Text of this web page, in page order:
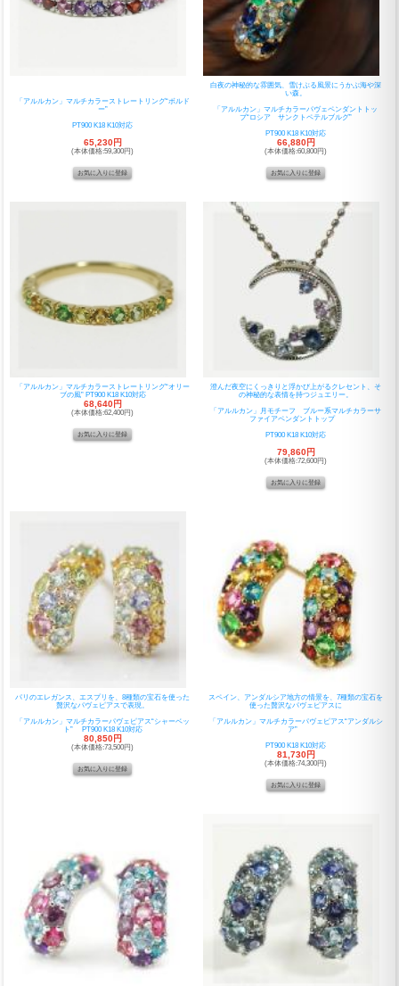
「アルルカン」マルチカラーストレートリング“ボルド
ー”
PT900 K18 K10対応
65,230円
(本体価格:59,300円)
白夜の神秘的な雰囲気、雪けぶる風景にうかぶ海や深
い森。
「アルルカン」マルチカラーパヴェペンダントトッ
プ“ロシア サンクトペテルブルグ”
PT900 K18 K10対応
66,880円
(本体価格:60,800円)
「アルルカン」マルチカラーストレートリング“オリー
ブの風” PT900 K18 K10対応
68,640円
(本体価格:62,400円)
澄んだ夜空にくっきりと浮かび上がるクレセント、そ
の神秘的な表情を持つジュエリー。
「アルルカン」月モチーフ ブルー系マルチカラーサ
ファイアペンダントトップ
PT900 K18 K10対応
79,860円
(本体価格:72,600円)
パリのエレガンス、エスプリを、8種類の宝石を使った
贅沢なパヴェピアスで表現。
「アルルカン」マルチカラーパヴェピアス“シャーベッ
ト” PT900 K18 K10対応
80,850円
(本体価格:73,500円)
スペイン、アンダルシア地方の情景を、7種類の宝石を
使った贅沢なパヴェピアスに
「アルルカン」マルチカラーパヴェピアス“アンダルシ
ア”
PT900 K18 K10対応
81,730円
(本体価格:74,300円)